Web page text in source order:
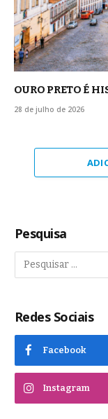
OURO PRETO É
28 de julho de 2026
Pesquisa
Redes Sociais
Facebook
Instagram